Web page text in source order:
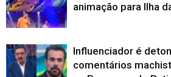
animação para Ilha
Influenciador é
comentários